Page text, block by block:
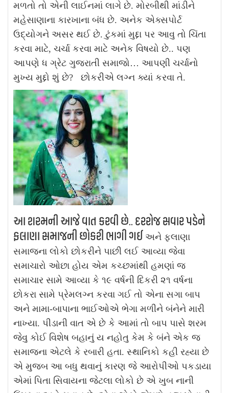
મળતો તો એની લાઈનમાં લાગે છે. મોરબીથી માંડીને
મહેસાણાના કારખાના બંધ છે. અનેક એક્સપોર્ટ
ઉદ્યોગને અસર થઈ છે. ટુંકમાં મુદ્દા પર આવુ તો ચિંતા
કરવા માટે, ચર્ચા કરવા માટે અનેક વિષયો છે.. પણ
આપણે ધ ગ્રેટ ગુજરાતી સમાજો… આપણી ચર્ચાનો
મુખ્ય મુદ્દો શું છે? છોકરીએ લગ્ન ક્યાં કરવા તે.
આ શરમની આજે વાત કરવી છે.. દરરોજ સવાર પડેને
ફલાણા સમાજની છોકરી ભાગી ગઈ અને ફલાણા
સમાજના લોકો છોકરીને પાછી લઈ આવ્યા જેવા
સમાચારો ઓછા હોય એમ કચ્છમાંથી હમણાં જ
સમાચાર સામે આવ્યા કે ૧૯ વર્ષની દિકરી ૨૧ વર્ષના
છોકરા સામે પ્રેમલગ્ન કરવા ગઈ તો એના સગા બાપ
અને મામા-બાપાના ભાઈઓએ ભેગા મળીને બંનેને મારી
નાખ્યા. પીડાની વાત એ છે કે આમાં તો બાપ પાસે શરમ
જેવુ કોઈ વિશેષ બહાનું ય નહોતુ કેમ કે બંને એક જ
સમાજના એટલે કે રબારી હતા. સ્થાનિકો કહી રહ્યા છે
એ મુજબ આ બધુ થવાનું કારણ જે આરોપીઓ પકડાયા
એમાં પિતા સિવાયના જેટલા લોકો છે એ ખુબ નાની